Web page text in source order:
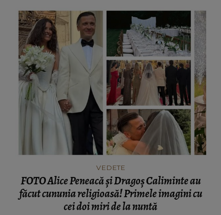
VEDETE
FOTO Alice Peneacă și Dragoș Caliminte au
făcut cununia religioasă! Primele imagini cu
cei doi miri de la nuntă